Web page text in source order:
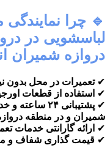
🔹 چرا نمایندگی
لباسشویی در
دروازه شمیران
✔تعمیرات در محل بدون
✔ استفاده از قطعات
✔
پشتیبانی ۲۴
شمیران و در منطقه
✔ ارائه گارانتی خدمات
✔ قیمت گذاری شفاف و